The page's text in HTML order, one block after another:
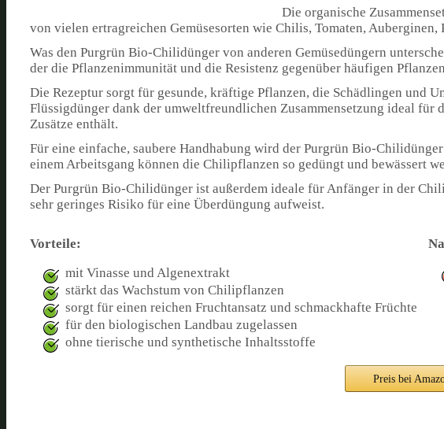
Die organische
von vielen ertragreichen Gemüsesorten wie Chilis, Tomaten,
Was den Purgrün Bio-Chilidünger von anderen Gemüsedüngern
der die Pflanzenimmunität und die Resistenz gegenüber häufigen
Die Rezeptur sorgt für gesunde, kräftige Pflanzen, die Schädlingen und
Flüssigdünger dank der umweltfreundlichen Zusammensetzung ideal für
Zusätze enthält.
Für eine einfache, saubere Handhabung wird der Purgrün Bio-
einem Arbeitsgang können die Chilipflanzen so gedüngt und bewässert
Der Purgrün Bio-Chilidünger ist außerdem ideale für Anfänger in der
sehr geringes Risiko für eine Überdüngung aufweist.
Vorteile:
mit Vinasse und Algenextrakt
stärkt das Wachstum von Chilipflanzen
sorgt für einen reichen Fruchtansatz und schmackhafte Früchte
für den biologischen Landbau zugelassen
ohne tierische und synthetische Inhaltsstoffe
Preis bei